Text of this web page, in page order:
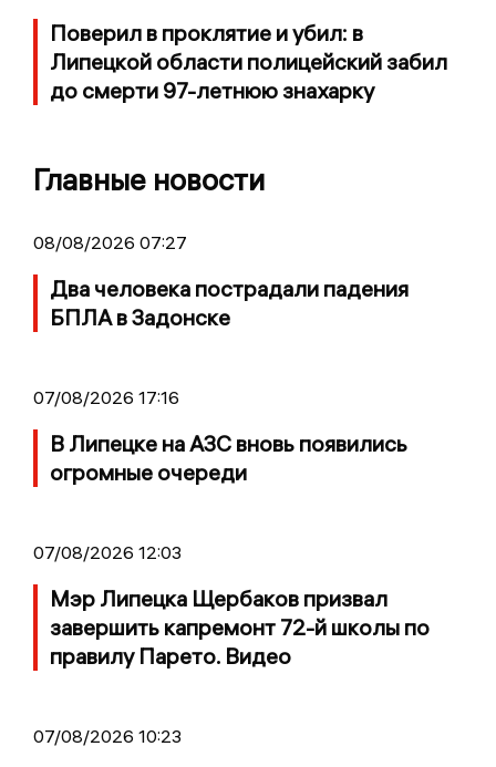
Поверил в проклятие и убил: в
Липецкой области полицейский забил
до смерти 97-летнюю знахарку
Главные новости
08/08/2026 07:27
Два человека пострадали падения
БПЛА в Задонске
07/08/2026 17:16
В Липецке на АЗС вновь появились
огромные очереди
07/08/2026 12:03
Мэр Липецка Щербаков призвал
завершить капремонт 72-й школы по
правилу Парето. Видео
07/08/2026 10:23